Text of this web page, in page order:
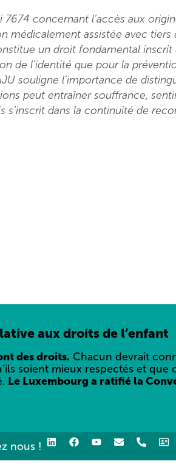
7674 concernant l’accès aux
médicalement assistée avec tiers
un droit fondamental inscrit
de l’identité que pour la
souligne l’importance de
peut entraîner souffrance,
s’inscrit dans la continuité de
aux droits de l’enfant
des droits. Chacun devrait
soient mieux respectés et que
Le Luxembourg a ratifié la
nous !